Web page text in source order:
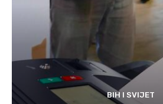
BIH I SVIJET